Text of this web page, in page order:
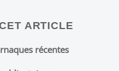
ARTICLE
récentes